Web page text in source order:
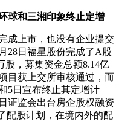
球和三湘印象终止定增
上市，也没有企业提交
28日福星股份完成了A股
股，募集资金总额8.14亿
目获上交所审核通过，而
5日宣布终止其定增计
证监会出台房企股权融资
配股计划，在境内外的配